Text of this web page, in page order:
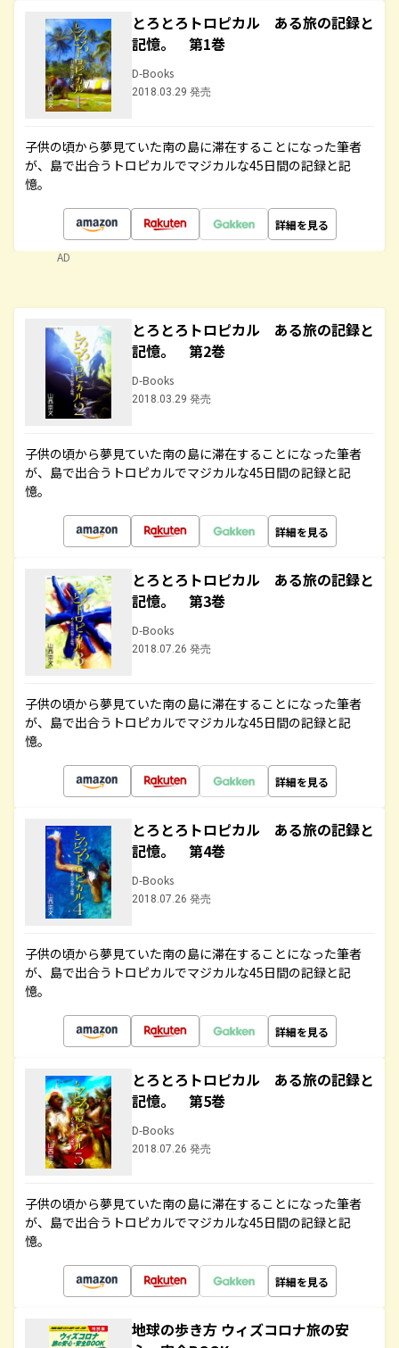
とろとろトロピカル ある旅の記録と
記憶。 第1巻
D-Books
2018.03.29 発売
子供の頃から夢見ていた南の島に滞在することになった筆者
が、島で出合うトロピカルでマジカルな45日間の記録と記
憶。
詳細を見る
AD
とろとろトロピカル ある旅の記録と
記憶。 第2巻
D-Books
2018.03.29 発売
子供の頃から夢見ていた南の島に滞在することになった筆者
が、島で出合うトロピカルでマジカルな45日間の記録と記
憶。
詳細を見る
とろとろトロピカル ある旅の記録と
記憶。 第3巻
D-Books
2018.07.26 発売
子供の頃から夢見ていた南の島に滞在することになった筆者
が、島で出合うトロピカルでマジカルな45日間の記録と記
憶。
詳細を見る
とろとろトロピカル ある旅の記録と
記憶。 第4巻
D-Books
2018.07.26 発売
子供の頃から夢見ていた南の島に滞在することになった筆者
が、島で出合うトロピカルでマジカルな45日間の記録と記
憶。
詳細を見る
とろとろトロピカル ある旅の記録と
記憶。 第5巻
D-Books
2018.07.26 発売
子供の頃から夢見ていた南の島に滞在することになった筆者
が、島で出合うトロピカルでマジカルな45日間の記録と記
憶。
詳細を見る
地球の歩き方 ウィズコロナ旅の安